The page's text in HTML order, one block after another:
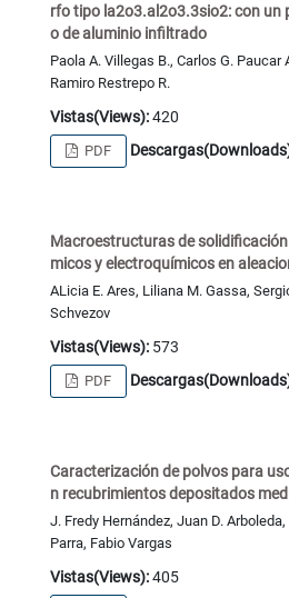
rfo tipo la2o3.al2o3.3sio2: con un
o de aluminio infiltrado
Paola A. Villegas B., Carlos G. Paucar
Ramiro Restrepo R.
Vistas(Views):420
PDF
Macroestructuras de
micos y electroquímicos en
ALicia E. Ares, Liliana M. Gassa,
Schvezov
Vistas(Views):573
PDF
Caracterización de polvos para
n recubrimientos depositados
J. Fredy Hernández, Juan D.
Parra, Fabio Vargas
Vistas(Views):405